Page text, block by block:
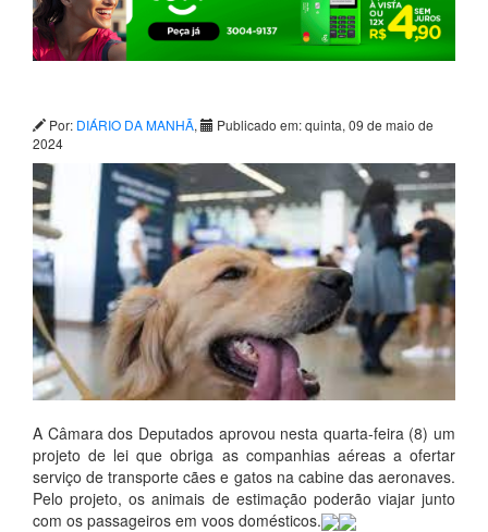
Por: DIÁRIO DA MANHÃ,
Publicado em: quinta, 09 de maio de
2024
A Câmara dos Deputados aprovou nesta quarta-feira (8) um
projeto de lei que obriga as companhias aéreas a ofertar
serviço de transporte cães e gatos na cabine das aeronaves.
Pelo projeto, os animais de estimação poderão viajar junto
com os passageiros em voos domésticos.